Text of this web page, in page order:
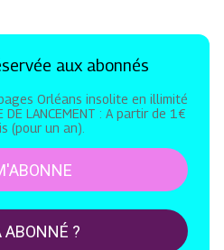
aux abonnés
Orléans insolite en illimité
LANCEMENT : A partir de 1€
(pour un an).
ABONNÉ ?